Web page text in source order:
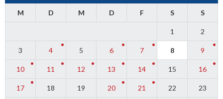
M D M D F S S
1 2
3 4 5 6 7 8 9
10 11 12 13 14 15 16
17 18 19 20 21 22 23